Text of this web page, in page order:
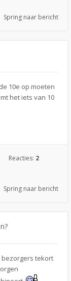
Spring naar bericht
10e op moeten
het iets van 10
Reacties: 2
Spring naar bericht
bezorgers tekort